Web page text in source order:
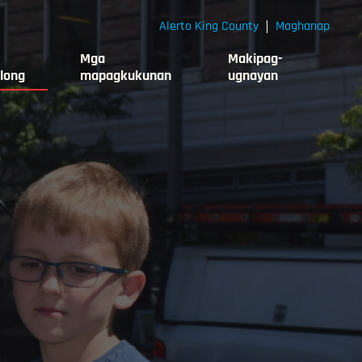
Mga
mapagkukunan
Makipag-
ugnayan
Alerto King County Maghanap